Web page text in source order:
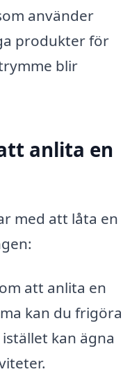
använder
produkter för
blir
anlita en
med att låta en
att anlita en
kan du frigöra
kan ägna